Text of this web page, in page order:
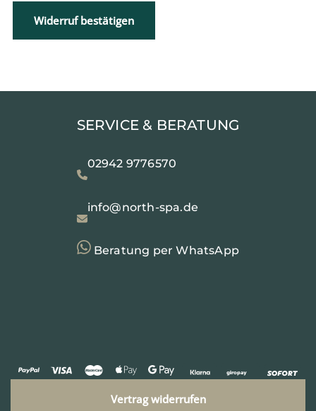
Widerruf bestätigen
SERVICE & BERATUNG
02942 9776570
info@north-spa.de
Beratung per WhatsApp
Vertrag widerrufen